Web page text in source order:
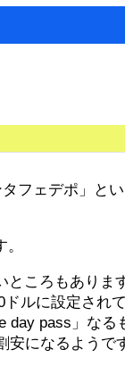
フェデポ」と
ころもあります
ルに設定されて
pass」な
になるようで